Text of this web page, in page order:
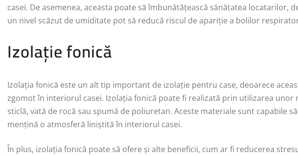
casei. De asemenea, aceasta poate să îmbunătățească sănătatea locatarilor,
un nivel scăzut de umiditate pot să reducă riscul de apariție a bolilor
Izolație fonică
Izolația fonică este un alt tip important de izolație pentru case, deoarece
zgomot în interiorul casei. Izolația fonică poate fi realizată prin utilizarea unor
sticlă, vată de rocă sau spumă de poliuretan. Aceste materiale sunt capabile
mențină o atmosferă liniștită în interiorul casei.
În plus, izolația fonică poate să ofere și alte beneficii, cum ar fi reducerea